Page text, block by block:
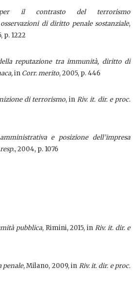
il contrasto del terrorismo
di diritto penale sostanziale,
p. 1222
reputazione tra immunità, diritto di
in Corr. merito, 2005, p. 446
di terrorismo, inRiv. it. dir. e proc.
e posizione dell’impresa
, 2004, p. 1076
pubblica, Rimini, 2015, in Riv. it. dir. e
penale, Milano, 2009, in Riv. it. dir. e proc.